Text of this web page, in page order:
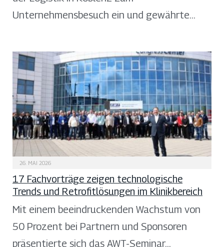
Unternehmensbesuch ein und gewährte…
26. MAI 2026
17 Fachvorträge zeigen technologische
Trends und Retrofitlösungen im Klinikbereich
Mit einem beeindruckenden Wachstum von
50 Prozent bei Partnern und Sponsoren
präsentierte sich das AWT-Seminar…